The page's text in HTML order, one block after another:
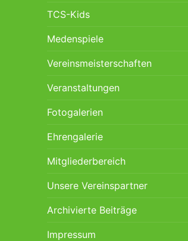
TCS-Kids
Medenspiele
Vereinsmeisterschaften
Veranstaltungen
Fotogalerien
Ehrengalerie
Mitgliederbereich
Unsere Vereinspartner
Archivierte Beiträge
Impressum